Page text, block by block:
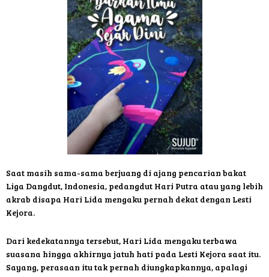
Saat masih sama-sama berjuang di ajang pencarian bakat
Liga Dangdut, Indonesia, pedangdut Hari Putra atau yang lebih
akrab disapa Hari Lida mengaku pernah dekat dengan Lesti
Kejora.
Dari kedekatannya tersebut, Hari Lida mengaku terbawa
suasana hingga akhirnya jatuh hati pada Lesti Kejora saat itu.
Sayang, perasaan itu tak pernah diungkapkannya, apalagi